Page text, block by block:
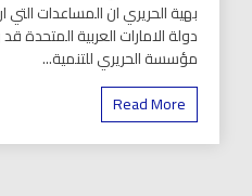
بهية الحريري ان المساعدات
دولة الامارات العربية المتحدة
مؤسسة الحريري للتنمية...
Read More